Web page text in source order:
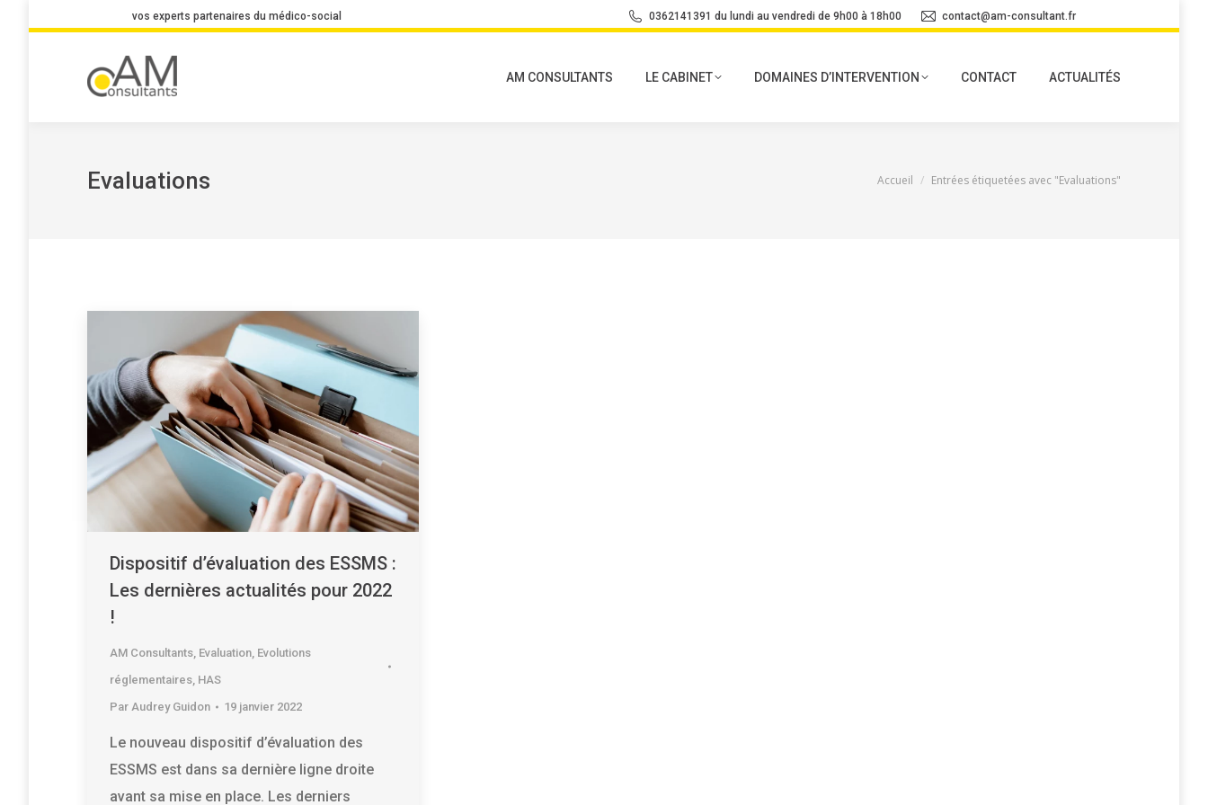
vos experts partenaires du médico-social 0362141391 du lundi au vendredi de 9h00 à 18h00 contact@am-consultant.fr
AM CONSULTANTS LE CABINET DOMAINES D’INTERVENTION CONTACT ACTUALITÉS
Evaluations Vous êtes ici :
Accueil Entrées étiquetées avec "Evaluations"
Dispositif d’évaluation des ESSMS :
Les dernières actualités pour 2022
!
AM Consultants, Evaluation, Evolutions
réglementaires, HAS
Par Audrey Guidon 19 janvier 2022
Le nouveau dispositif d’évaluation des
ESSMS est dans sa dernière ligne droite
avant sa mise en place. Les derniers